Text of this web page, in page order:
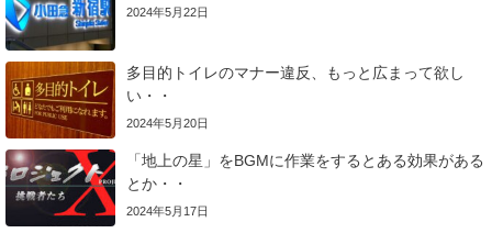
2024年5月22日
多目的トイレのマナー違反、もっと広まって欲し
い・・
2024年5月20日
「地上の星」をBGMに作業をするとある効果がある
とか・・
2024年5月17日